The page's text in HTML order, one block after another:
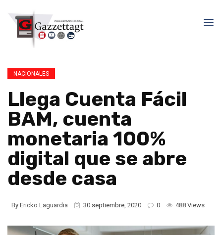
NACIONALES
Llega Cuenta Fácil
BAM, cuenta
monetaria 100%
digital que se abre
desde casa
By Ericko Laguardia 30 septiembre, 2020 0 488 Views